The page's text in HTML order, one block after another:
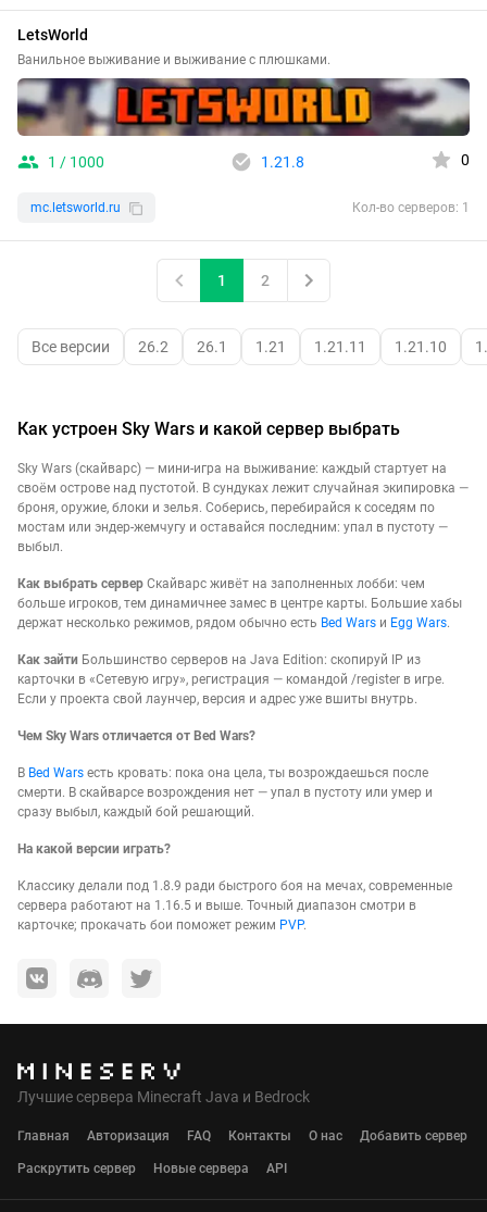
LetsWorld
Ванильное выживание и выживание с плюшками.
1 / 1000 1.21.8 0
mc.letsworld.ru Кол-во серверов: 1
1 2
Все версии 26.2 26.1 1.21 1.21.11 1.21.10
Как устроен Sky Wars и какой сервер выбрать
Sky Wars (скайварс) — мини-игра на выживание: каждый стартует на
своём острове над пустотой. В сундуках лежит случайная экипировка —
броня, оружие, блоки и зелья. Соберись, перебирайся к соседям по
мостам или эндер-жемчугу и оставайся последним: упал в пустоту —
выбыл.
Как выбрать сервер Скайварс живёт на заполненных лобби: чем
больше игроков, тем динамичнее замес в центре карты. Большие хабы
держат несколько режимов, рядом обычно есть Bed Wars и Egg Wars.
Как зайти Большинство серверов на Java Edition: скопируй IP из
карточки в «Сетевую игру», регистрация — командой /register в игре.
Если у проекта свой лаунчер, версия и адрес уже вшиты внутрь.
Чем Sky Wars отличается от Bed Wars?
В Bed Wars есть кровать: пока она цела, ты возрождаешься после
смерти. В скайварсе возрождения нет — упал в пустоту или умер и
сразу выбыл, каждый бой решающий.
На какой версии играть?
Классику делали под 1.8.9 ради быстрого боя на мечах, современные
сервера работают на 1.16.5 и выше. Точный диапазон смотри в
карточке; прокачать бои поможет режим PVP.
Лучшие сервера Minecraft Java и Bedrock
Главная Авторизация FAQ Контакты О нас Добавить сервер
Раскрутить сервер Новые сервера API